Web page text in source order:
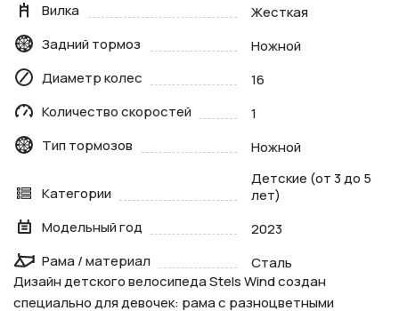
Вилка
Жесткая
Задний тормоз
Ножной
Диаметр колес
16
Количество скоростей
1
Тип тормозов
Ножной
Категории
Детские (от 3 до 5
лет)
Модельный год
2023
Рама / материал
Сталь
Дизайн детского велосипеда Stels Wind создан
специально для девочек: рама с разноцветными